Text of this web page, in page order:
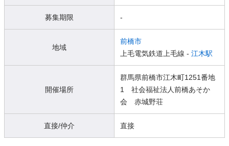
募集期限 -
地域
前橋市
上毛電気鉄道上毛線 - 江木駅
開催場所
群馬県前橋市江木町1251番地
1 社会福祉法人前橋あそか
会 赤城野荘
直接/仲介 直接